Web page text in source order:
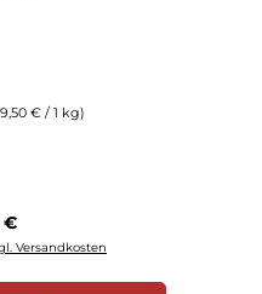
€ / 1 kg)
Preis:
€
Versandkosten